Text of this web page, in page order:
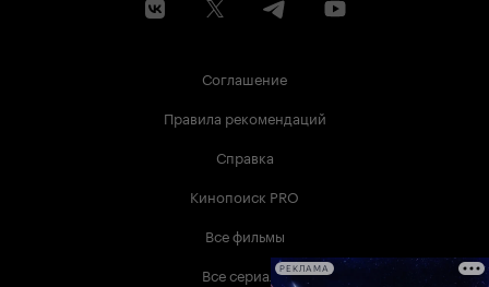
Соглашение
Правила рекомендаций
Справка
Кинопоиск PRO
Все фильмы
Все сериалыРЕКЛАМА